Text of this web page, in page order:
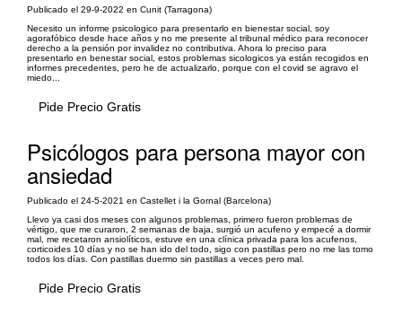
Publicado el 29-9-2022 en Cunit (Tarragona)
Necesito un informe psicologico para presentarlo en bienestar social, soy
agorafóbico desde hace años y no me presente al tribunal médico para reconocer
derecho a la pensión por invalidez no contributiva. Ahora lo preciso para
presentarlo en benestar social, estos problemas sicologicos ya están recogidos en
informes precedentes, pero he de actualizarlo, porque con el covid se agravo el
miedo...
Pide Precio Gratis
Psicólogos para persona mayor con
ansiedad
Publicado el 24-5-2021 en Castellet i la Gornal (Barcelona)
Llevo ya casi dos meses con algunos problemas, primero fueron problemas de
vértigo, que me curaron, 2 semanas de baja, surgió un acufeno y empecé a dormir
mal, me recetaron ansiolíticos, estuve en una clínica privada para los acufenos,
corticoides 10 días y no se han ido del todo, sigo con pastillas pero no me las tomo
todos los días. Con pastillas duermo sin pastillas a veces pero mal.
Pide Precio Gratis